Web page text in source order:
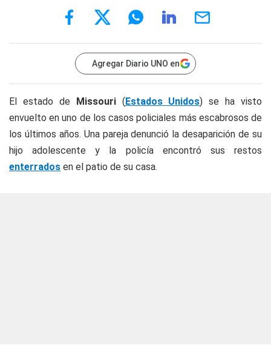
Agregar Diario UNO en
El estado de Missouri (Estados Unidos) se ha visto
envuelto en uno de los casos policiales más escabrosos de
los últimos años. Una pareja denunció la desaparición de su
hijo adolescente y la policía encontró sus restos
enterrados en el patio de su casa.